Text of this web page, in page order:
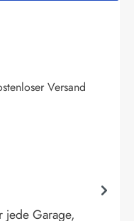
Versand
Garage,